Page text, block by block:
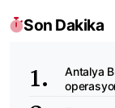
Son Dakika
Antalya